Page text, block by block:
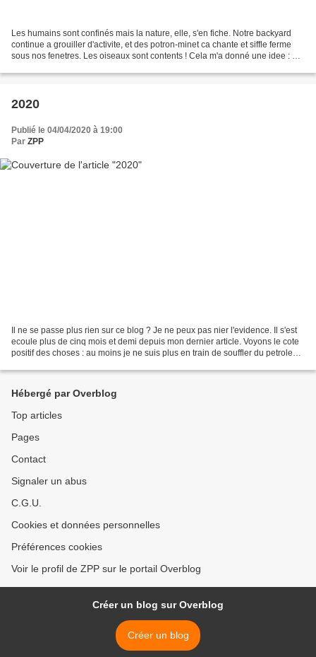
Les humains sont confinés mais la nature, elle, s'en fiche. Notre backyard
continue a grouiller d'activite, et des potron-minet ca chante et siffle ferme
sous nos fenetres. Les oiseaux sont contents ! Cela m'a donné une idee : et
2020
Publié le 04/04/2020 à 19:00
Par ZPP
Il ne se passe plus rien sur ce blog ? Je ne peux pas nier l'evidence. Il s'est
ecoule plus de cinq mois et demi depuis mon dernier article. Voyons le cote
positif des choses : au moins je ne suis plus en train de souffler du petrole
Hébergé par Overblog
Top articles
Pages
Contact
Signaler un abus
C.G.U.
Cookies et données personnelles
Préférences cookies
Voir le profil de ZPP sur le portail Overblog
Créer un blog sur Overblog
Créer un blog